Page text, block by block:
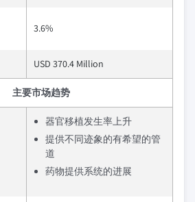
3.6%
USD 370.4 Million
主要市场趋势
器官移植发生率上升
提供不同迹象的有希望的管
道
药物提供系统的进展